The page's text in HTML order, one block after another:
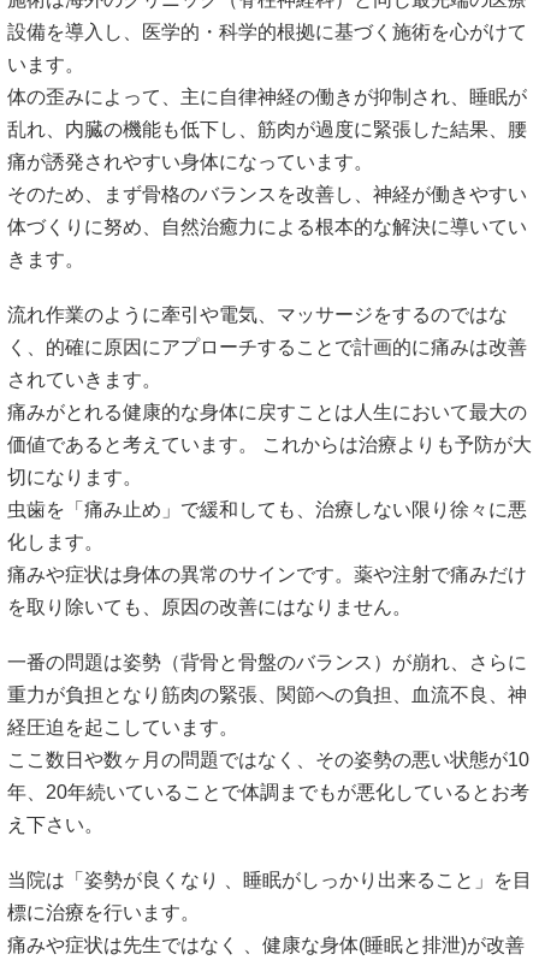
設備を導入し、医学的・科学的根拠に基づく施術を心がけて
います。
体の歪みによって、主に自律神経の働きが抑制され、睡眠が
乱れ、内臓の機能も低下し、筋肉が過度に緊張した結果、腰
痛が誘発されやすい身体になっています。
そのため、まず骨格のバランスを改善し、神経が働きやすい
体づくりに努め、自然治癒力による根本的な解決に導いてい
きます。
流れ作業のように牽引や電気、マッサージをするのではな
く、的確に原因にアプローチすることで計画的に痛みは改善
されていきます。
痛みがとれる健康的な身体に戻すことは人生において最大の
価値であると考えています。 これからは治療よりも予防が大
切になります。
虫歯を「痛み止め」で緩和しても、治療しない限り徐々に悪
化します。
痛みや症状は身体の異常のサインです。薬や注射で痛みだけ
を取り除いても、原因の改善にはなりません。
一番の問題は姿勢（背骨と骨盤のバランス）が崩れ、さらに
重力が負担となり筋肉の緊張、関節への負担、血流不良、神
経圧迫を起こしています。
ここ数日や数ヶ月の問題ではなく、その姿勢の悪い状態が10
年、20年続いていることで体調までもが悪化しているとお考
え下さい。
当院は「姿勢が良くなり 、睡眠がしっかり出来ること」を目
標に治療を行います。
痛みや症状は先生ではなく 、健康な身体(睡眠と排泄)が改善